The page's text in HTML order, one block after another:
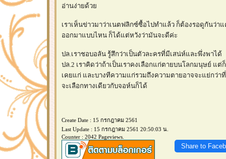
อ่านง่ายด้ว
เราเห็นข่าวมาว่าเนตฟลิกซ์ซื้อไปทำแล้ว ก็ต้องรอดูกันว่า
ออกมาแบบไหน ก็ได้แต่หวังว่ามันจะดีค่ะ
ปล.เราชอบอลัน รู้สึกว่าเป็นตัวละครที่มีเสน่ห์และพึ่งพาได้
ปล.2 เราคิดว่าถ้าเป็นเราคงเลือกแก่ตายบนโลกมนุษย์ แต่
เคยแก่ และบางทีความแก่รวมถึงความตายอาจจะแย่กว่า
จะเลือกทางเดียวกับจอห์นก็ได้
Create Date : 15 กรกฎาคม 2561
Last Update : 15 กรกฎาคม 2561 20:50:03 น.
Counter : 2042 Pageviews.
Share to